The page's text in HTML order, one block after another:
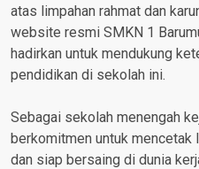
atas limpahan rahmat dan
website resmi SMKN 1
hadirkan untuk mendukung
pendidikan di sekolah ini.
Sebagai sekolah menengah
berkomitmen untuk mencetak
dan siap bersaing di dunia